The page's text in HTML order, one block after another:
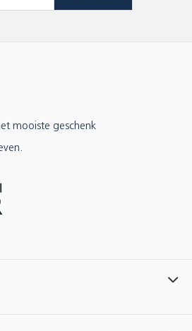
mooiste geschenk